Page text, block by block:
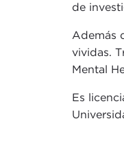
de
Además
vividas.
Mental
Es